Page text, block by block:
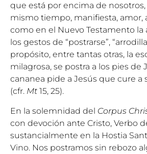
que está por encima de
mismo tiempo, manifiesta,
como en el Nuevo Testamento la
los gestos de “postrarse”,
propósito, entre tantas otras, la
milagrosa, se postra a los pies de
cananea pide a Jesús que cure a
(cfr. Mt 15, 25).
En la solemnidad del Corpus
con devoción ante Cristo, Verbo
sustancialmente en la Hostia
Vino. Nos postramos sin rebozo